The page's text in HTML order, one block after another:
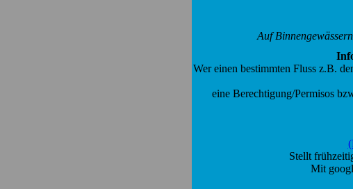
Auf
Wer einen bestimmten Fluss z.B.
eine Berechtigung/Permisos
Stellt
Mit